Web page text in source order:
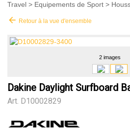
Travel > Equipements de Sport >
arrow_back Retour à la vue d'ensemble
2 images
Dakine Daylight Surfboard
Art. D10002829